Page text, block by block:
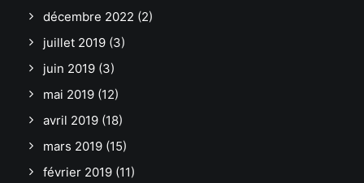
décembre 2022 (2)
juillet 2019 (3)
juin 2019 (3)
mai 2019 (12)
avril 2019 (18)
mars 2019 (15)
février 2019 (11)